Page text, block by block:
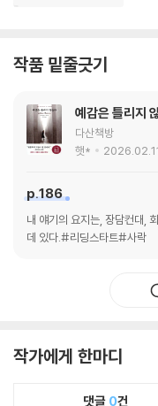
작품 밑줄긋기
예감은 틀리지
다산책방
햇*
p.186
내 얘기의 요지는, 장담컨대,
데 있다.#리딩스타트#사락
작가에게 한마디
댓글 0건